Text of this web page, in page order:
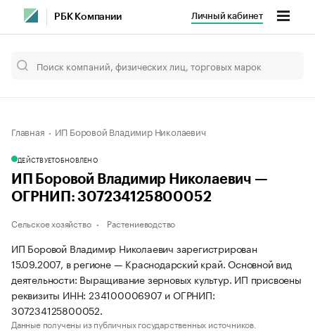
РБК Компании Личный кабинет
Главная ИП Боровой Владимир Николаевич
ДЕЙСТВУЕТОБНОВЛЕНО
ИП Боровой Владимир Николаевич —
ОГРНИП: 307234125800052
Сельское хозяйство Растениеводство
ИП Боровой Владимир Николаевич зарегистрирован
15.09.2007, в регионе — Краснодарский край. Основной вид
деятельности: Выращивание зерновых культур. ИП присвоены
реквизиты ИНН: 234100006907 и ОГРНИП:
307234125800052.
Данные получены из публичных государственных источников.